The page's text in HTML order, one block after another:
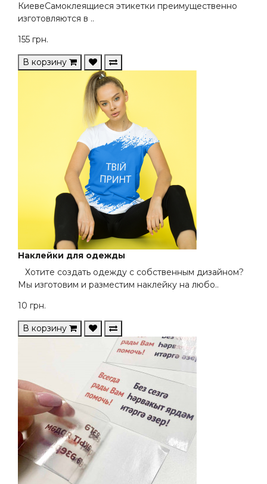
КиевеСамоклеящиеся этикетки преимущественно
изготовляются в ..
155 грн.
В корзину
Наклейки для одежды
Хотите создать одежду с собственным дизайном?
Мы изготовим и разместим наклейку на любо..
10 грн.
В корзину